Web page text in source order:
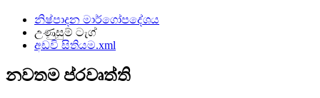
නිෂ්පාදන මාර්ගෝපදේශය
උණුසුම් ටැග්
අඩවි සිතියම.xml
නවතම ප්රවෘත්ති